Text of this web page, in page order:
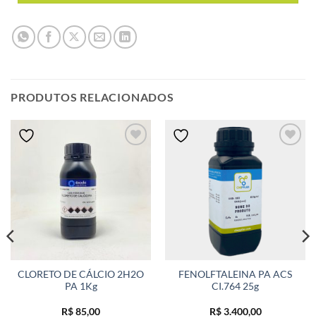
PRODUTOS RELACIONADOS
CLORETO DE CÁLCIO 2H2O
PA 1Kg
R$85,00
FENOLFTALEINA PA ACS
CI.764 25g
R$3.400,00